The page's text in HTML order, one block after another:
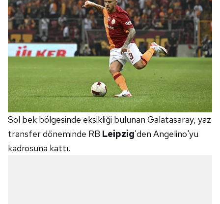
Sol bek bölgesinde eksikliği bulunan Galatasaray, yaz
transfer döneminde RB Leipzig'den Angelino'yu
kadrosuna kattı.